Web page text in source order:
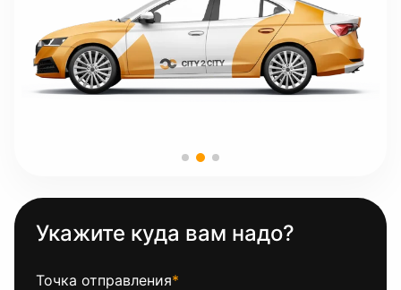
Укажите куда вам надо?
Точка отправления*